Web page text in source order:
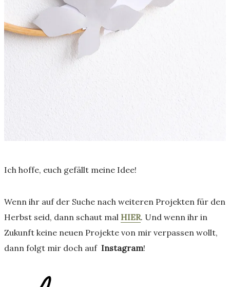
Ich hoffe, euch gefällt meine Idee!
Wenn ihr auf der Suche nach weiteren Projekten für den
Herbst seid, dann schaut mal HIER. Und wenn ihr in
Zukunft keine neuen Projekte von mir verpassen wollt,
dann folgt mir doch auf Instagram!